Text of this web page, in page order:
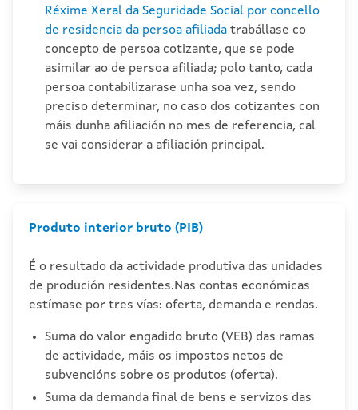
Réxime Xeral da Seguridade Social por concello
de residencia da persoa afiliada trabállase co
concepto de persoa cotizante, que se pode
asimilar ao de persoa afiliada; polo tanto, cada
persoa contabilizarase unha soa vez, sendo
preciso determinar, no caso dos cotizantes con
máis dunha afiliación no mes de referencia, cal
se vai considerar a afiliación principal.
Produto interior bruto (PIB)
É o resultado da actividade produtiva das unidades
de produción residentes.Nas contas económicas
estímase por tres vías: oferta, demanda e rendas.
Suma do valor engadido bruto (VEB) das ramas
de actividade, máis os impostos netos de
subvencións sobre os produtos (oferta).
Suma da demanda final de bens e servizos das